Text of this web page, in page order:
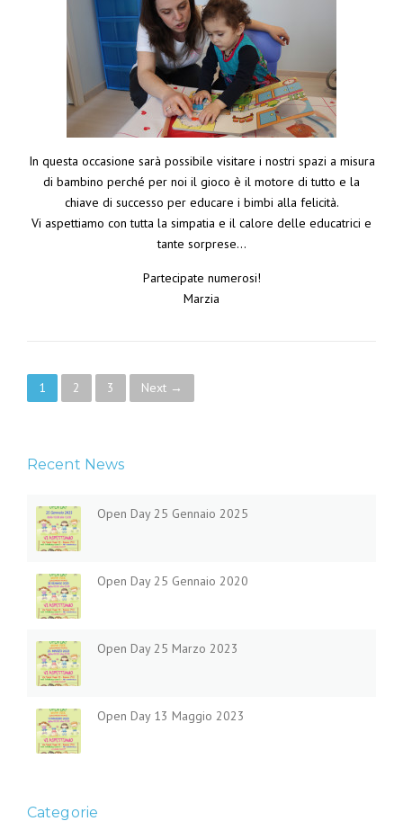
In questa occasione sarà possibile visitare i nostri spazi a misura
di bambino perché per noi il gioco è il motore di tutto e la
chiave di successo per educare i bimbi alla felicità.
Vi aspettiamo con tutta la simpatia e il calore delle educatrici e
tante sorprese…
Partecipate numerosi!
Marzia
Posts navigation
1 2 3 Next →
Recent News
Open Day 25 Gennaio 2025
Open Day 25 Gennaio 2020
Open Day 25 Marzo 2023
Open Day 13 Maggio 2023
Categorie